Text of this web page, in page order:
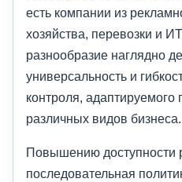
есть компании из
хозяйства, перевозки и
разнообразие наглядно
универсальность и
контроля, адаптируемого
различных видов бизнеса.
Повышению доступности
последовательная